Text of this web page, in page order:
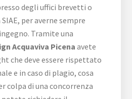
degli uffici brevetti o
per averne sempre
Tramite una
Acquaviva Picena avete
che deve essere rispettato
e in caso di plagio, cosa
colpa di una concorrenza